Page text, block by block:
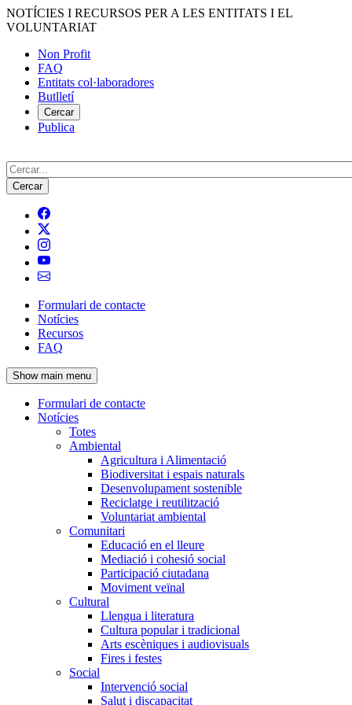
Vés
al
NOTÍCIES I RECURSOS PER A LES ENTITATS I EL
VOLUNTARIAT
Menú
del
compte
d'usuari
Non Profit
FAQ
Entitats col·laboradores
Butlletí
Cercar
Publica
Cerca
Navegació
principal
de
l'encapçalament
Formulari de contacte
Notícies
Recursos
FAQ
Show main menu
Navegació
principal
Formulari de contacte
Notícies
Totes
Ambiental
Agricultura i Alimentació
Biodiversitat i espais naturals
Desenvolupament sostenible
Reciclatge i reutilització
Voluntariat ambiental
Comunitari
Educació en el lleure
Mediació i cohesió social
Participació ciutadana
Moviment veïnal
Cultural
Llengua i literatura
Cultura popular i tradicional
Arts escèniques i audiovisuals
Fires i festes
Social
Intervenció social
Salut i discapacitat